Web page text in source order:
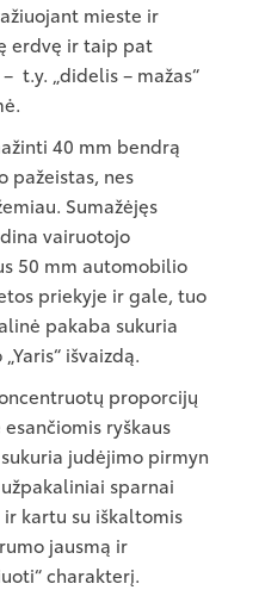
mieste ir
erdvę ir taip pat
t.y. „didelis – mažas“
40 mm bendrą
pažeistas, nes
Sumažėjęs
vairuotojo
50 mm automobilio
priekyje ir gale, tuo
pakaba sukuria
išvaizdą.
proporcijų
ryškaus
judėjimo pirmyn
sparnai
kartu su iškaltomis
jausmą ir
charakterį.